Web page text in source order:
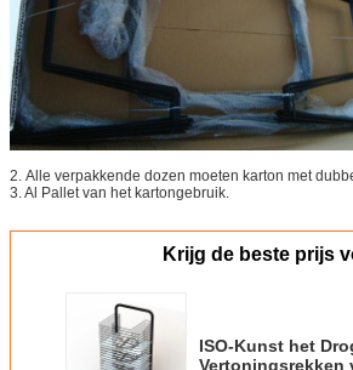
2. Alle verpakkende dozen moeten karton met
3. Al Pallet van het kartongebruik.
Krijg de beste prijs
ISO-Kunst het
Vertoningsrekken